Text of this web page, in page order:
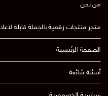
من نحن
متجر منتجات رقمية بالجملة قابلة
الصفحة الرئيسية
أسئلة شائعة